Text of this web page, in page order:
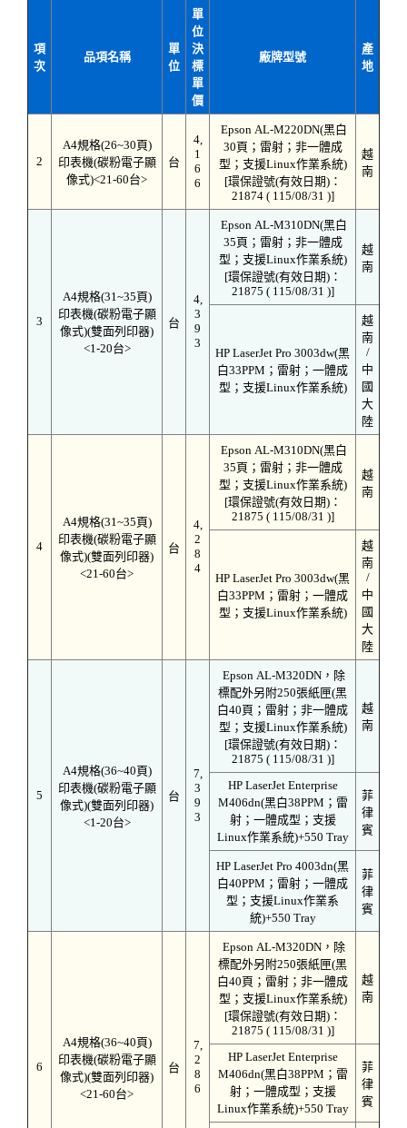
項
次
品項名稱
單
位
單
位
決
標
單
價
廠牌型號
產
地
2
A4規格(26~30頁)
印表機(碳粉電子顯
像式)<21-60台>
台
4,
1
6
6
Epson AL-M220DN(黑白
30頁；雷射；非一體成
型；支援Linux作業系統)
[環保證號(有效日期)：
21874 ( 115/08/31 )]
越
南
3
A4規格(31~35頁)
印表機(碳粉電子顯
像式)(雙面列印器)
<1-20台>
台
4,
3
9
3
Epson AL-M310DN(黑白
35頁；雷射；非一體成
型；支援Linux作業系統)
[環保證號(有效日期)：
21875 ( 115/08/31 )]
越
南
HP LaserJet Pro 3003dw(黑
白33PPM；雷射；一體成
型；支援Linux作業系統)
越
南
/
中
國
大
陸
4
A4規格(31~35頁)
印表機(碳粉電子顯
像式)(雙面列印器)
<21-60台>
台
4,
2
8
4
Epson AL-M310DN(黑白
35頁；雷射；非一體成
型；支援Linux作業系統)
[環保證號(有效日期)：
21875 ( 115/08/31 )]
越
南
HP LaserJet Pro 3003dw(黑
白33PPM；雷射；一體成
型；支援Linux作業系統)
越
南
/
中
國
大
陸
5
A4規格(36~40頁)
印表機(碳粉電子顯
像式)(雙面列印器)
<1-20台>
台
7,
3
9
3
Epson AL-M320DN，除
標配外另附250張紙匣(黑
白40頁；雷射；非一體成
型；支援Linux作業系統)
[環保證號(有效日期)：
21875 ( 115/08/31 )]
越
南
HP LaserJet Enterprise
M406dn(黑白38PPM；雷
射；一體成型；支援
Linux作業系統)+550 Tray
菲
律
賓
HP LaserJet Pro 4003dn(黑
白40PPM；雷射；一體成
型；支援Linux作業系
統)+550 Tray
菲
律
賓
6
A4規格(36~40頁)
印表機(碳粉電子顯
像式)(雙面列印器)
<21-60台>
台
7,
2
8
6
Epson AL-M320DN，除
標配外另附250張紙匣(黑
白40頁；雷射；非一體成
型；支援Linux作業系統)
[環保證號(有效日期)：
21875 ( 115/08/31 )]
越
南
HP LaserJet Enterprise
M406dn(黑白38PPM；雷
射；一體成型；支援
Linux作業系統)+550 Tray
菲
律
賓